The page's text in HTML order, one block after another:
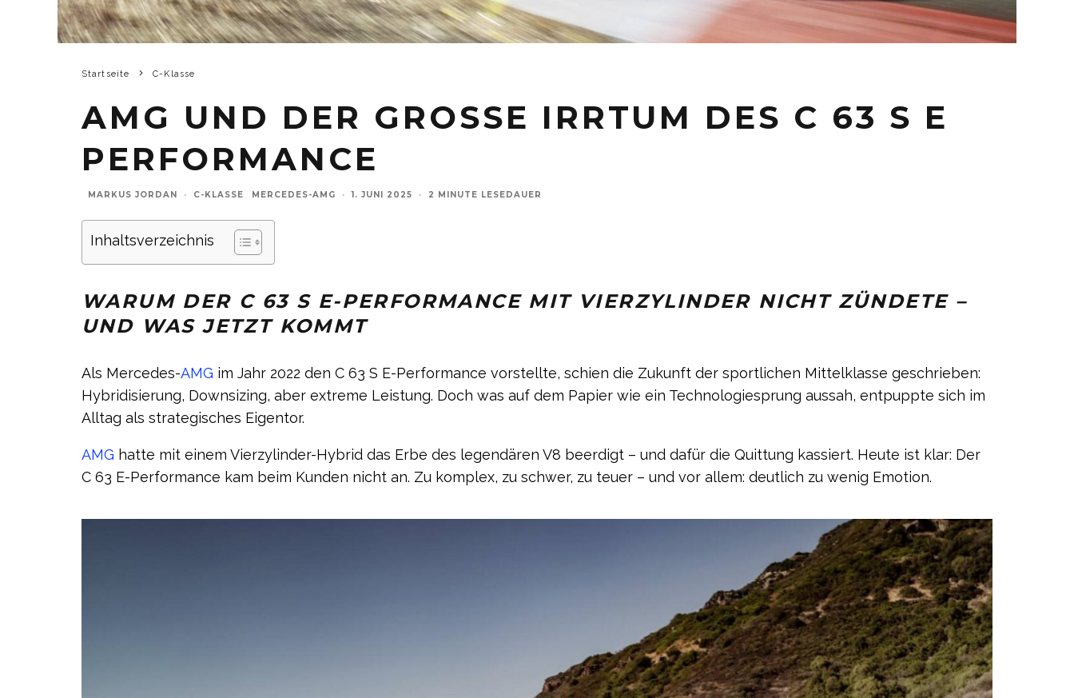
Startseite C-Klasse
AMG UND DER GROSSE IRRTUM DES C 63 S E P
ERFORMANCE
MARKUS JORDAN · C-KLASSE MERCEDES-AMG · 1. JUNI 2025 · 2 MINUTE LESEDAUER
Inhaltsverzeichnis
WARUM DER C 63 S E-PERFORMANCE MIT VIERZYLINDER NICHT ZÜNDETE –
UND WAS JETZT KOMMT
Als Mercedes-AMG im Jahr 2022 den C 63 S E-Performance vorstellte, schien die Zukunft der sportlichen Mittelklasse geschrieben:
Hybridisierung, Downsizing, aber extreme Leistung. Doch was auf dem Papier wie ein Technologiesprung aussah, entpuppte sich im
Alltag als strategisches Eigentor.
AMG hatte mit einem Vierzylinder-Hybrid das Erbe des legendären V8 beerdigt – und dafür die Quittung kassiert. Heute ist klar: Der
C 63 E-Performance kam beim Kunden nicht an. Zu komplex, zu schwer, zu teuer – und vor allem: deutlich zu wenig Emotion.